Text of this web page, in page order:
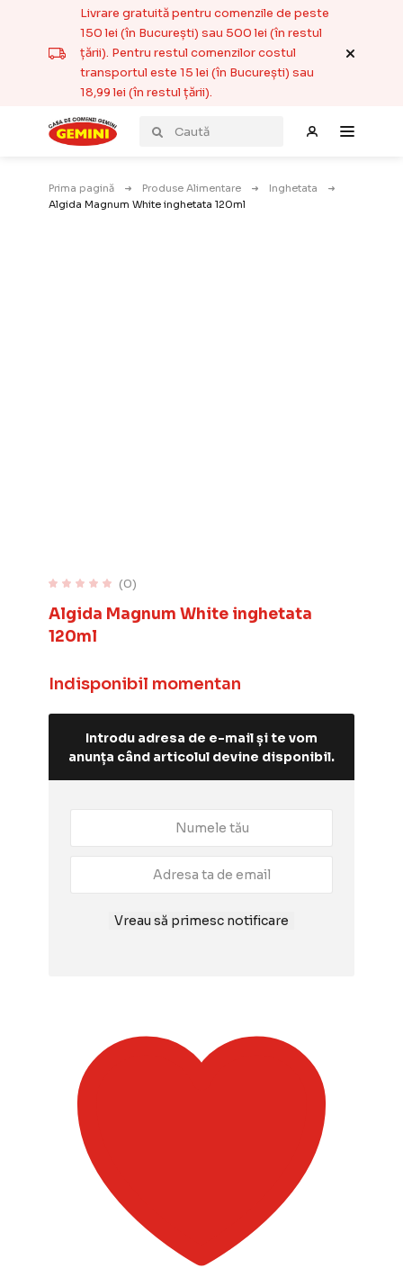
Livrare gratuită pentru comenzile de peste
150 lei (în București) sau 500 lei (în restul
țării). Pentru restul comenzilor costul
transportul este 15 lei (în București) sau
18,99 lei (în restul țării).
Prima pagină Produse Alimentare
Inghetata
Algida Magnum White inghetata 120ml
(0)
Algida Magnum White inghetata
120ml
Indisponibil momentan
Introdu adresa de e-mail și te vom
anunța când articolul devine disponibil.
Vreau să primesc notificare